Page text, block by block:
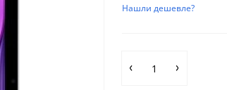
Нашли дешевле?